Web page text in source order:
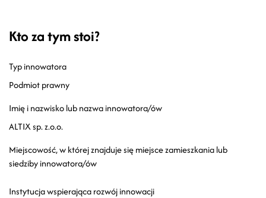
Kto za tym stoi?
Typ innowatora
Podmiot prawny
Imię i nazwisko lub nazwa innowatora/ów
ALTIX sp. z.o.o.
Miejscowość, w której znajduje się miejsce zamieszkania lub
siedziby innowatora/ów
Instytucja wspierająca rozwój innowacji